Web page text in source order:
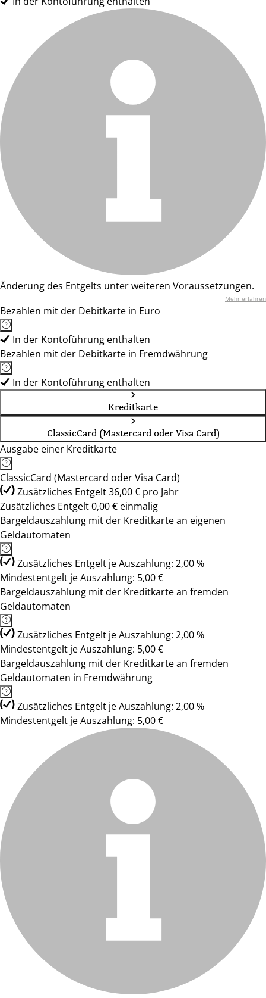
Änderung des Entgelts unter weiteren Voraussetzungen.
Mehr erfahren
Bezahlen mit der Debitkarte in Euro
In der Kontoführung enthalten
Bezahlen mit der Debitkarte in Fremdwährung
In der Kontoführung enthalten
Kreditkarte
ClassicCard (Mastercard oder Visa Card)
Ausgabe einer Kreditkarte
ClassicCard (Mastercard oder Visa Card)
Zusätzliches Entgelt 36,00 € pro Jahr
Zusätzliches Entgelt 0,00 € einmalig
Bargeldauszahlung mit der Kreditkarte an eigenen
Geldautomaten
Zusätzliches Entgelt je Auszahlung: 2,00 %
Mindestentgelt je Auszahlung: 5,00 €
Bargeldauszahlung mit der Kreditkarte an fremden
Geldautomaten
Zusätzliches Entgelt je Auszahlung: 2,00 %
Mindestentgelt je Auszahlung: 5,00 €
Bargeldauszahlung mit der Kreditkarte an fremden
Geldautomaten in Fremdwährung
Zusätzliches Entgelt je Auszahlung: 2,00 %
Mindestentgelt je Auszahlung: 5,00 €